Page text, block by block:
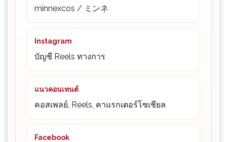
minnexcos / ミンネ
Instagram
บัญชี Reels ทางการ
แนวคอนเทนต์
คอสเพลย์, Reels, คาแรกเตอร์โซเชียล
Facebook